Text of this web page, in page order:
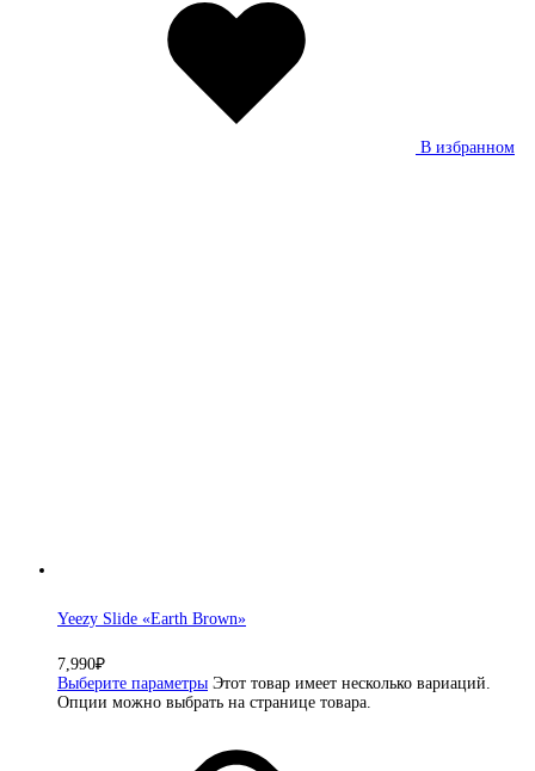
В избранном
Yeezy Slide «Earth Brown»
7,990₽
Выберите параметры Этот товар имеет несколько вариаций.
Опции можно выбрать на странице товара.